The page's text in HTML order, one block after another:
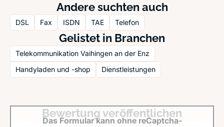
Andere suchten auch
DSL Fax ISDN TAE Telefon
Gelistet in Branchen
Telekommunikation Vaihingen an der Enz
Handyladen und -shop
Dienstleistungen
Bewertung veröffentlichen
Das Formular kann ohne reCaptcha-